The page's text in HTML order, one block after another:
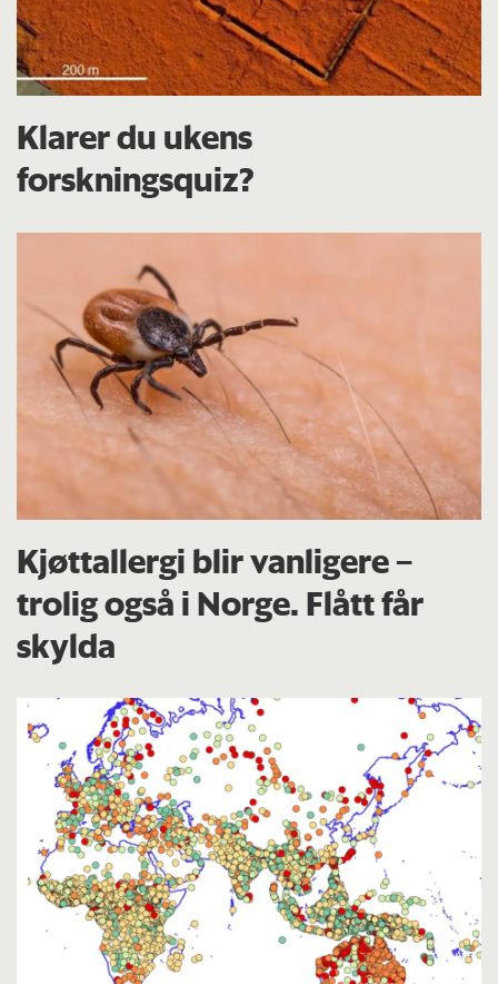
Klarer du ukens
forskningsquiz?
Kjøttallergi blir vanligere –
trolig også i Norge. Flått får
skylda